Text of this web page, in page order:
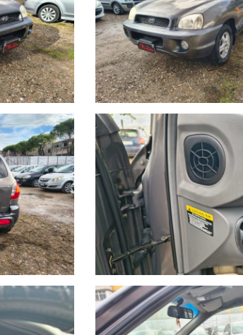
CON UN NOSTRO VENDITORE !!
salvo diverse offerte.
equipaggiamento della vettura. NEWRIVAUTO